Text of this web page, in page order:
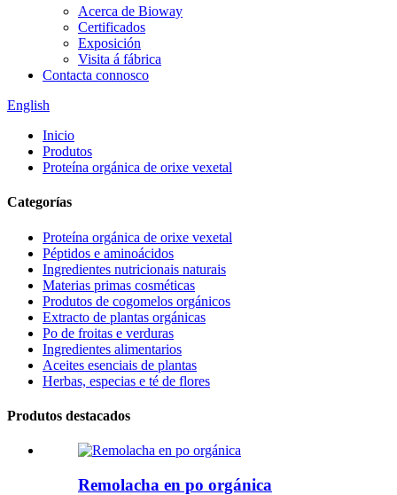
Acerca de Bioway
Certificados
Exposición
Visita á fábrica
Contacta connosco
English
Inicio
Produtos
Proteína orgánica de orixe vexetal
Categorías
Proteína orgánica de orixe vexetal
Péptidos e aminoácidos
Ingredientes nutricionais naturais
Materias primas cosméticas
Produtos de cogomelos orgánicos
Extracto de plantas orgánicas
Po de froitas e verduras
Ingredientes alimentarios
Aceites esenciais de plantas
Herbas, especias e té de flores
Produtos destacados
Remolacha en po orgánica